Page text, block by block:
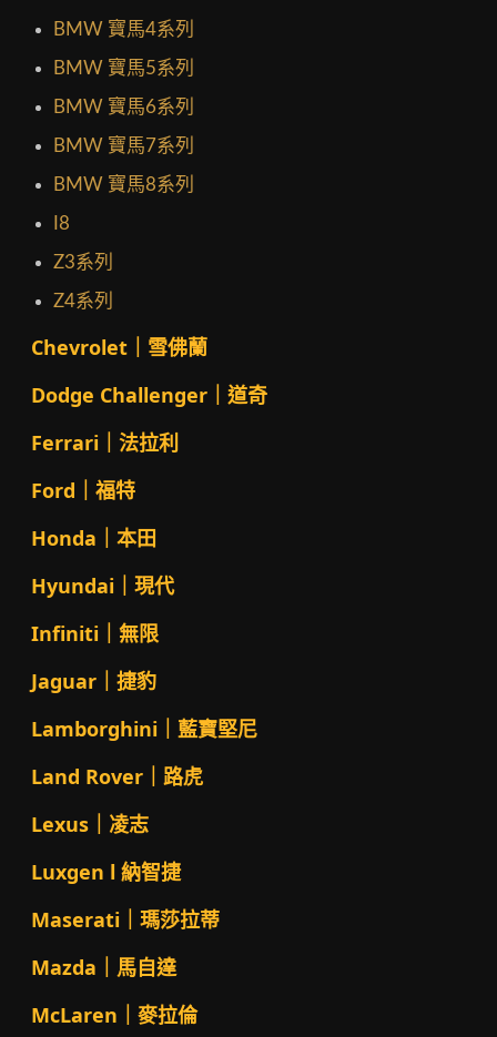
BMW 寶馬4系列
BMW 寶馬5系列
BMW 寶馬6系列
BMW 寶馬7系列
BMW 寶馬8系列
I8
Z3系列
Z4系列
Chevrolet｜雪佛蘭
Dodge Challenger｜道奇
Ferrari｜法拉利
Ford｜福特
Honda｜本田
Hyundai｜現代
Infiniti｜無限
Jaguar｜捷豹
Lamborghini｜藍寶堅尼
Land Rover｜路虎
Lexus｜凌志
Luxgen l 納智捷
Maserati｜瑪莎拉蒂
Mazda｜馬自達
McLaren｜麥拉倫